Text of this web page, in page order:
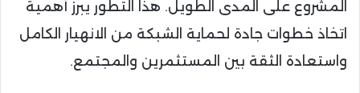
المشروع على المدى الطويل. هذا التطور يبرز أهمية
اتخاذ خطوات جادة لحماية الشبكة من الانهيار الكامل
واستعادة الثقة بين المستثمرين والمجتمع.